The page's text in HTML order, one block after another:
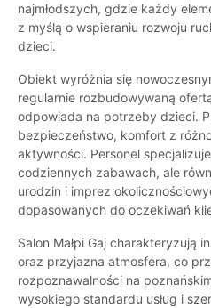
najmłodszych, gdzie każdy
z myślą o wspieraniu rozwoju
dzieci.
Obiekt wyróżnia się
regularnie rozbudowywaną
odpowiada na potrzeby dzieci.
bezpieczeństwo, komfort z
aktywności. Personel
codziennych zabawach, ale
urodzin i imprez
dopasowanych do oczekiwań
Salon Małpi Gaj charakteryzują
oraz przyjazna atmosfera, co
rozpoznawalności na
wysokiego standardu usług i